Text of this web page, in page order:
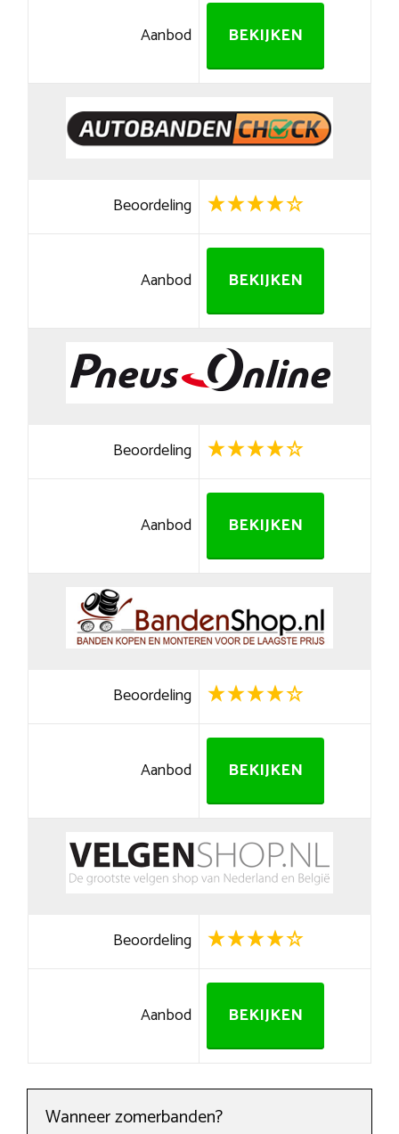
Aanbod BEKIJKEN
Beoordeling
Aanbod BEKIJKEN
Beoordeling
Aanbod BEKIJKEN
Beoordeling
Aanbod BEKIJKEN
Beoordeling
Aanbod BEKIJKEN
Wanneer zomerbanden?